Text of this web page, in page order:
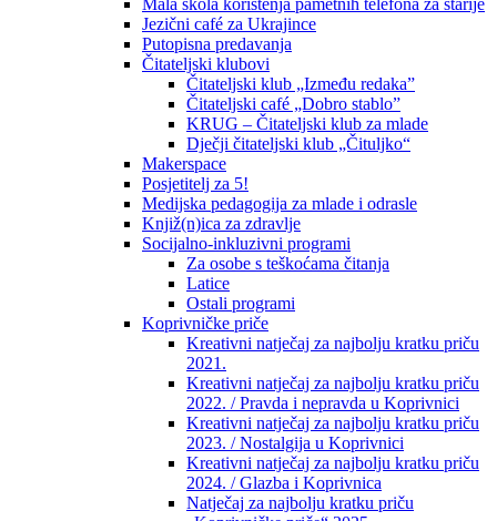
Mala škola korištenja pametnih telefona za starije
Jezični café za Ukrajince
Putopisna predavanja
Čitateljski klubovi
Čitateljski klub „Između redaka”
Čitateljski café „Dobro stablo”
KRUG – Čitateljski klub za mlade
Dječji čitateljski klub „Čituljko“
Makerspace
Posjetitelj za 5!
Medijska pedagogija za mlade i odrasle
Knjiž(n)ica za zdravlje
Socijalno-inkluzivni programi
Za osobe s teškoćama čitanja
Latice
Ostali programi
Koprivničke priče
Kreativni natječaj za najbolju kratku priču
2021.
Kreativni natječaj za najbolju kratku priču
2022. / Pravda i nepravda u Koprivnici
Kreativni natječaj za najbolju kratku priču
2023. / Nostalgija u Koprivnici
Kreativni natječaj za najbolju kratku priču
2024. / Glazba i Koprivnica
Natječaj za najbolju kratku priču